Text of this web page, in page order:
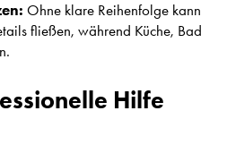
Ohne klare Reihenfolge kann
fließen, während Küche, Bad
Hilfe